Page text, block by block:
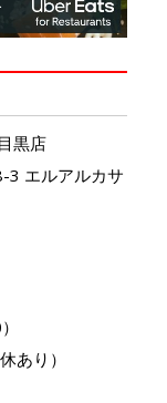
黒店
3 エルアルカサ
あり）